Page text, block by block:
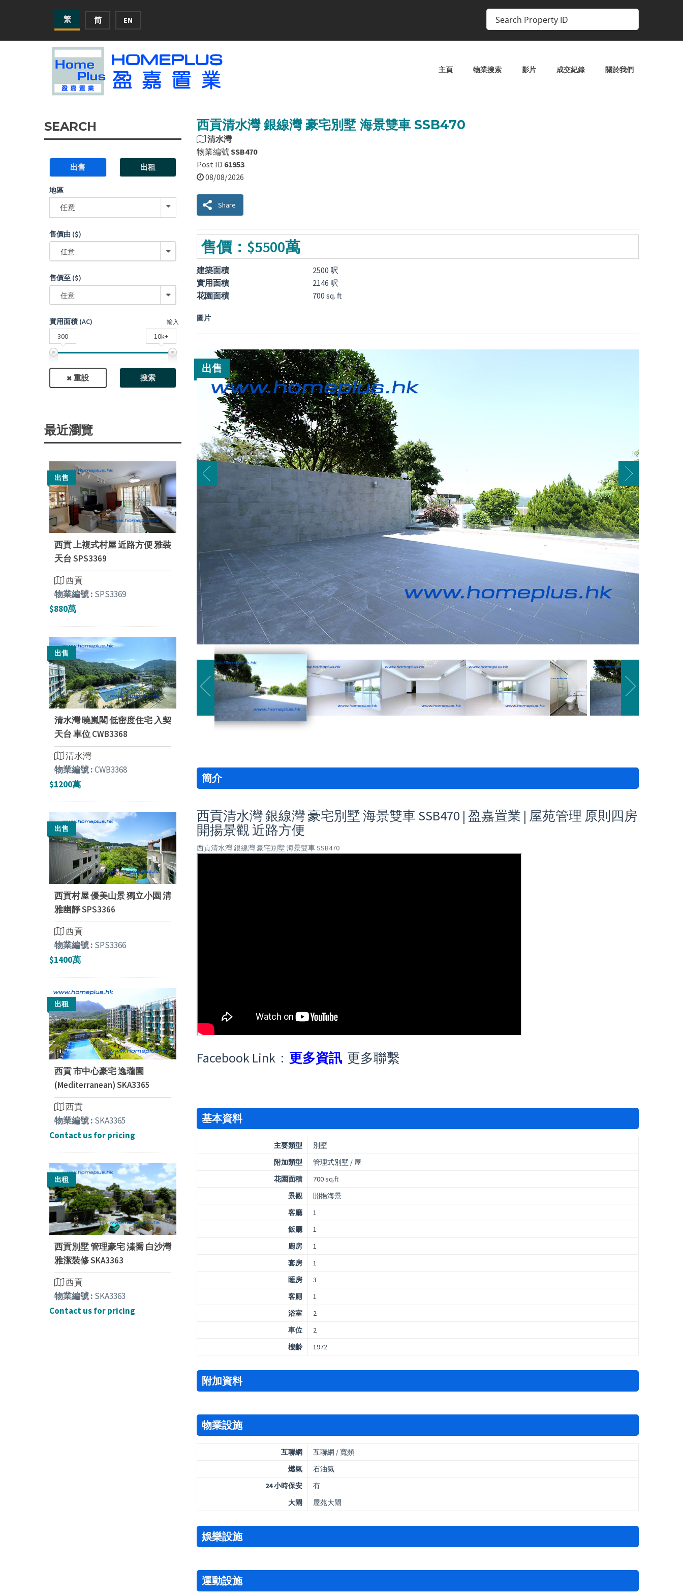
繁 简 EN
主頁 物業搜索 影片 成交紀錄 關於我們
西貢清水灣 銀線灣 豪宅別墅 海景雙車 SSB470
清水灣
物業編號SSB470
Post ID 61953
08/08/2026
Share
售價：$5500萬
建築面積
2500 呎
實用面積
2146 呎
花園面積
700 sq. ft
圖片
出售
簡介
西貢清水灣 銀線灣 豪宅別墅 海景雙車 SSB470 | 盈嘉置業 | 屋苑管理 原則四房
開揚景觀 近路方便
西貢清水灣 銀線灣 豪宅別墅 海景雙車 SSB470
Facebook Link : 更多資訊 更多聯繫
基本資料
主要類型
別墅
附加類型
管理式別墅 / 屋
花園面積
700 sq.ft
景觀
開揚海景
客廳
1
飯廳
1
廚房
1
套房
1
睡房
3
客厠
1
浴室
2
車位
2
樓齡
1972
附加資料
物業設施
互聯網
互聯網 / 寬頻
燃氣
石油氣
24 小時保安
有
大閘
屋苑大閘
娛樂設施
運動設施
SEARCH
出售 出租
地區
任意
售價由 ($)
任意
售價至 ($)
任意
實用面積 (AC) 輸入
300 10k+
重設 搜索
最近瀏覽
出售
西貢 上複式村屋 近路方便 雅裝
天台 SPS3369
西貢
物業編號 : SPS3369
$880萬
出售
清水灣 曉嵐閣 低密度住宅 入契
天台 車位 CWB3368
清水灣
物業編號 :CWB3368
$1200萬
出售
西貢村屋 優美山景 獨立小園 清
雅幽靜 SPS3366
西貢
物業編號 : SPS3366
$1400萬
出租
西貢 市中心豪宅 逸瓏園
(Mediterranean) SKA3365
西貢
物業編號 : SKA3365
Contact us for pricing
出租
西貢別墅 管理豪宅 溱喬 白沙灣
雅潔裝修 SKA3363
西貢
物業編號 : SKA3363
Contact us for pricing